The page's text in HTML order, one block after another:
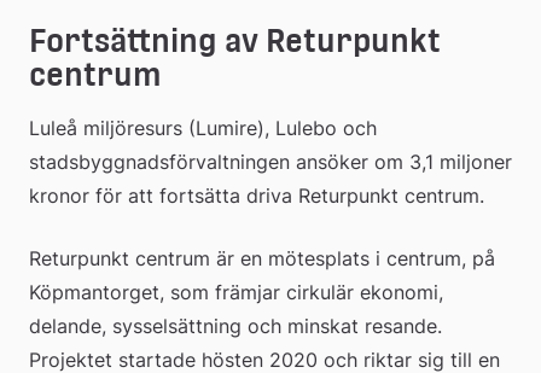
Fortsättning av Returpunkt
centrum
Luleå miljöresurs (Lumire), Lulebo och
stadsbyggnadsförvaltningen ansöker om 3,1 miljoner
kronor för att fortsätta driva Returpunkt centrum.
Returpunkt centrum är en mötesplats i centrum, på
Köpmantorget, som främjar cirkulär ekonomi,
delande, sysselsättning och minskat resande.
Projektet startade hösten 2020 och riktar sig till en